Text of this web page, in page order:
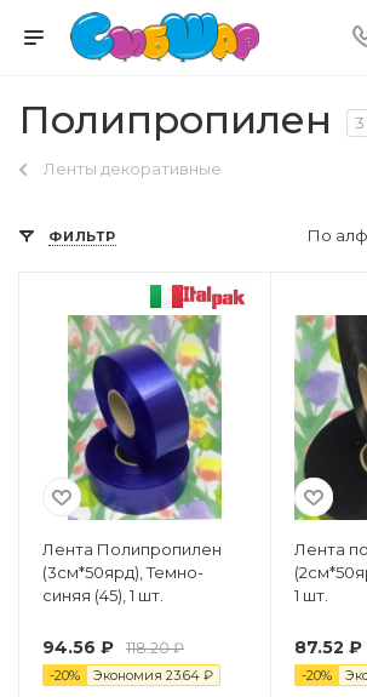
Полипропилен 3
Ленты декоративные
ФИЛЬТР По
Лента Полипропилен
(3см*50ярд), Темно-
синяя (45), 1 шт.
94.56 ₽ 118.20₽
-20% Экономия 23.64 ₽
Лента
1 шт.
87.52 ₽
-20%